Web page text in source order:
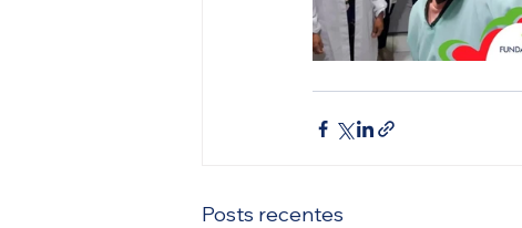
Posts recentes